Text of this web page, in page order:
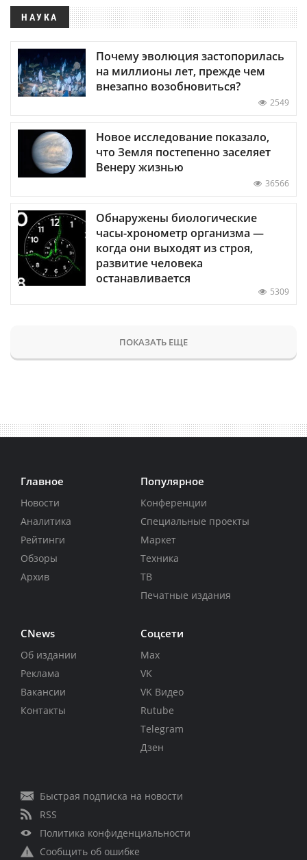
НАУКА
Почему эволюция застопорилась
на миллионы лет, прежде чем
внезапно возобновиться?
2549
Новое исследование показало,
что Земля постепенно заселяет
Венеру жизнью
36566
Обнаружены биологические
часы-хронометр организма —
когда они выходят из строя,
развитие человека
останавливается
5309
ПОКАЗАТЬ ЕЩЕ
Главное
Новости
Аналитика
Рейтинги
Обзоры
Архив
Популярное
Конференции
Специальные проекты
Маркет
Техника
ТВ
Печатные издания
CNews
Об издании
Реклама
Вакансии
Контакты
Соцсети
Max
VK
VK Видео
Rutube
Telegram
Дзен
Быстрая подписка на новости
RSS
Политика конфиденциальности
Сообщить об ошибке